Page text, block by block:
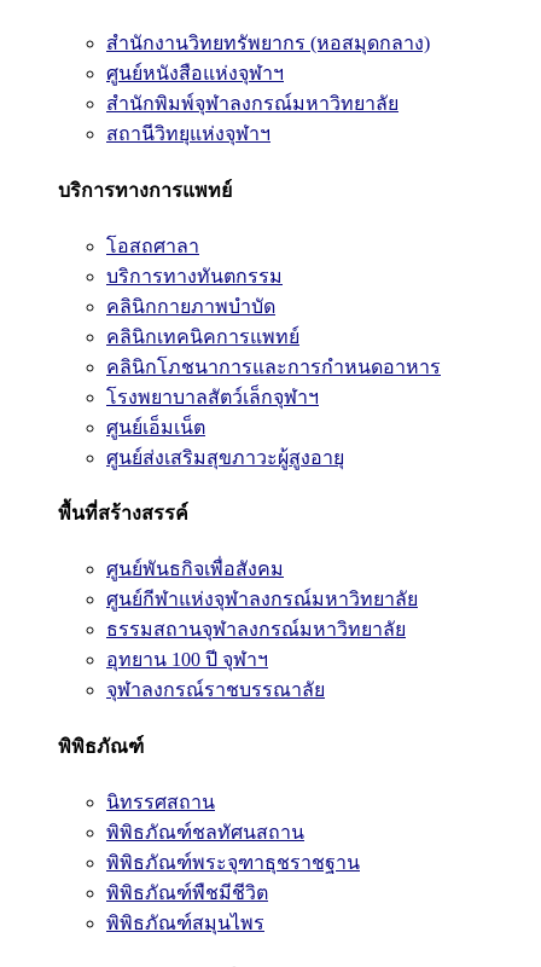
สำนักงานวิทยทรัพยากร (หอสมุดกลาง)
ศูนย์หนังสือแห่งจุฬาฯ
สำนักพิมพ์จุฬาลงกรณ์มหาวิทยาลัย
สถานีวิทยุแห่งจุฬาฯ
บริการทางการแพทย์
โอสถศาลา
บริการทางทันตกรรม
คลินิกกายภาพบำบัด
คลินิกเทคนิคการแพทย์
คลินิกโภชนาการและการกำหนดอาหาร
โรงพยาบาลสัตว์เล็กจุฬาฯ
ศูนย์เอ็มเน็ต
ศูนย์ส่งเสริมสุขภาวะผู้สูงอายุ
พื้นที่สร้างสรรค์
ศูนย์พันธกิจเพื่อสังคม
ศูนย์กีฬาแห่งจุฬาลงกรณ์มหาวิทยาลัย
ธรรมสถานจุฬาลงกรณ์มหาวิทยาลัย
อุทยาน 100 ปี จุฬาฯ
จุฬาลงกรณ์ราชบรรณาลัย
พิพิธภัณฑ์
นิทรรศสถาน
พิพิธภัณฑ์ชลทัศนสถาน
พิพิธภัณฑ์พระจุฑาธุชราชฐาน
พิพิธภัณฑ์พืชมีชีวิต
พิพิธภัณฑ์สมุนไพร